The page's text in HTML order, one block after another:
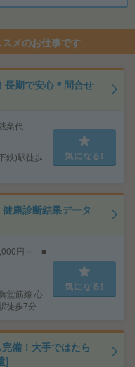
メのお仕事です
長期で安心＊問合せ
業代
鉄)駅徒歩
気になる!
康診断結果データ
円～ ■
堂筋線 心
徒歩7分
気になる!
備！大手ではたら
]